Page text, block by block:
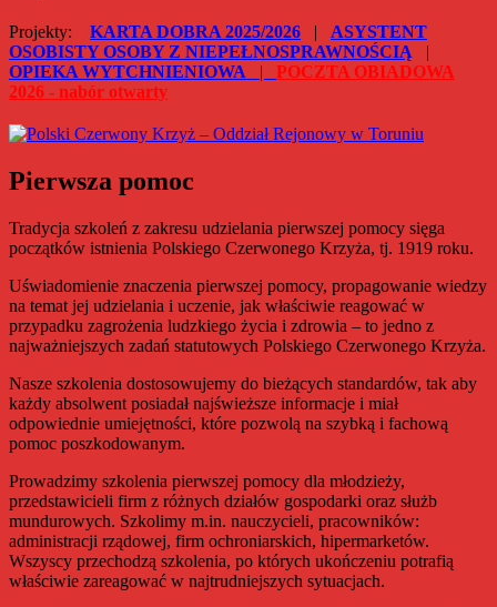
Projekty: KARTA DOBRA 2025/2026 | ASYSTENT
OSOBISTY OSOBY Z NIEPEŁNOSPRAWNOŚCIĄ |
OPIEKA WYTCHNIENIOWA | POCZTA OBIADOWA
2026 - nabór otwarty
Pierwsza pomoc
Tradycja szkoleń z zakresu udzielania pierwszej pomocy sięga
początków istnienia Polskiego Czerwonego Krzyża, tj. 1919 roku.
Uświadomienie znaczenia pierwszej pomocy, propagowanie wiedzy
na temat jej udzielania i uczenie, jak właściwie reagować w
przypadku zagrożenia ludzkiego życia i zdrowia – to jedno z
najważniejszych zadań statutowych Polskiego Czerwonego Krzyża.
Nasze szkolenia dostosowujemy do bieżących standardów, tak aby
każdy absolwent posiadał najświeższe informacje i miał
odpowiednie umiejętności, które pozwolą na szybką i fachową
pomoc poszkodowanym.
Prowadzimy szkolenia pierwszej pomocy dla młodzieży,
przedstawicieli firm z różnych działów gospodarki oraz służb
mundurowych. Szkolimy m.in. nauczycieli, pracowników:
administracji rządowej, firm ochroniarskich, hipermarketów.
Wszyscy przechodzą szkolenia, po których ukończeniu potrafią
właściwie zareagować w najtrudniejszych sytuacjach.